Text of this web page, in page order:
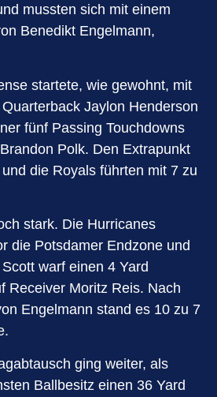
mussten sich mit einem
Benedikt Engelmann,
startete, wie gewohnt, mit
Jaylon Henderson
fünf Passing Touchdowns
Polk. Den Extrapunkt
die Royals führten mit 7 zu
stark. Die Hurricanes
die Potsdamer Endzone und
warf einen 4 Yard
Receiver Moritz Reis. Nach
Engelmann stand es 10 zu 7
ging weiter, als
Ballbesitz einen 36 Yard